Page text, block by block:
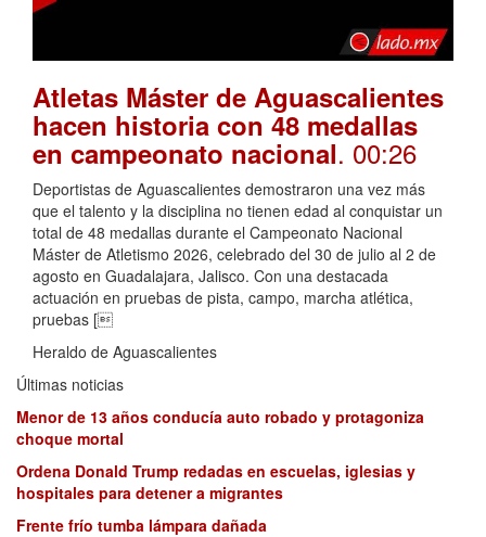
Atletas Máster de Aguascalientes
hacen historia con 48 medallas
en campeonato nacional. 00:26
Deportistas de Aguascalientes demostraron una vez más
que el talento y la disciplina no tienen edad al conquistar un
total de 48 medallas durante el Campeonato Nacional
Máster de Atletismo 2026, celebrado del 30 de julio al 2 de
agosto en Guadalajara, Jalisco. Con una destacada
actuación en pruebas de pista, campo, marcha atlética,
pruebas [
Heraldo de Aguascalientes
Últimas noticias
Menor de 13 años conducía auto robado y protagoniza
choque mortal
Ordena Donald Trump redadas en escuelas, iglesias y
hospitales para detener a migrantes
Frente frío tumba lámpara dañada